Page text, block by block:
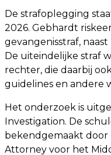
De strafoplegging
2026. Gebhardt
gevangenisstraf,
De uiteindelijke straf
rechter, die daarbij
guidelines en andere
Het onderzoek is
Investigation. De
bekendgemaakt door
Attorney voor het